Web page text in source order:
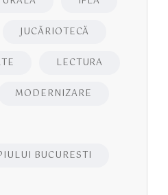
JUCĂRIOTECĂ
LECTURA
MODERNIZARE
BUCURESTI